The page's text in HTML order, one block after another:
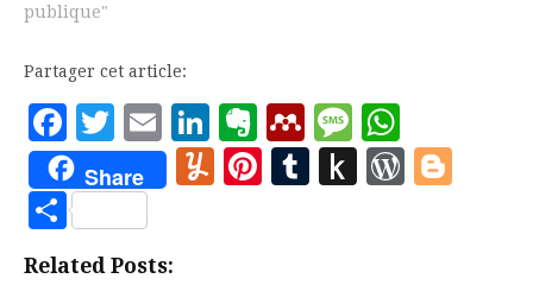
publique"
Partager cet article:
Facebook
Twitter
EmailLinkedIn
Evernote
Mendeley
Message
Share Yummly
Pinterest
Tumblr
Push
Partager
Related Posts: